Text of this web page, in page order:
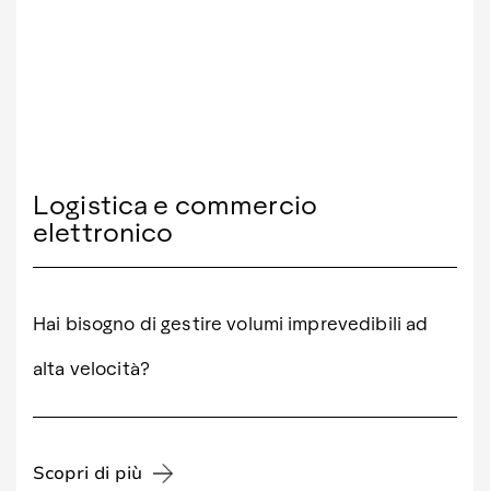
Logistica e commercio
elettronico
Hai bisogno di gestire volumi imprevedibili ad
alta velocità?
Scopri di più